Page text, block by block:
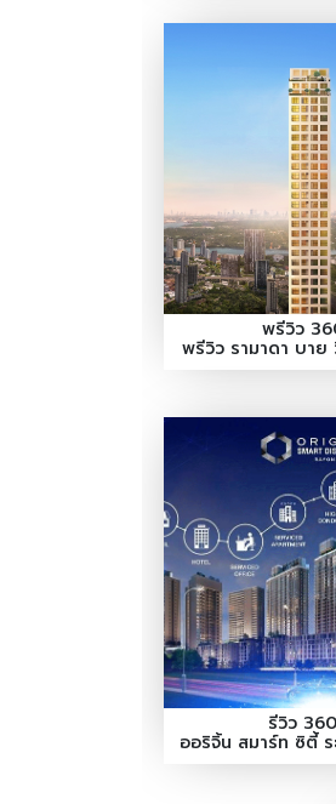
พรีวิว
พรีวิว รามาดา บา
กอก สุขุม
รีวิว
ออริจิ้น สมาร์ท ซิตี้ ร
SMART CITY